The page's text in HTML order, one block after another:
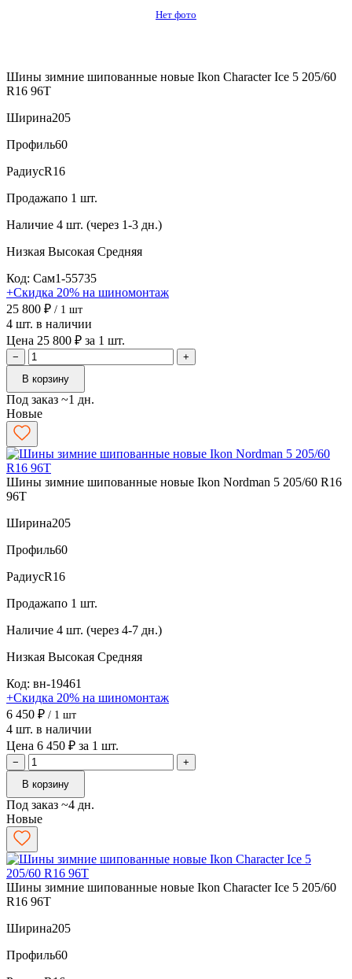
Нет фото
Шины зимние шипованные новые Ikon Character Ice 5 205/60
R16 96T
Ширина205
Профиль60
РадиусR16
Продажапо 1 шт.
Наличие 4 шт. (через 1-3 дн.)
Низкая Высокая Средняя
Код: Сам1-55735
+Скидка 20% на шиномонтаж
25 800 ₽ / 1 шт
4 шт. в наличии
Цена 25 800 ₽ за 1 шт.
−
+
В корзину
Под заказ ~1 дн.
Новые
Шины зимние шипованные новые Ikon Nordman 5 205/60 R16
96T
Ширина205
Профиль60
РадиусR16
Продажапо 1 шт.
Наличие 4 шт. (через 4-7 дн.)
Низкая Высокая Средняя
Код: вн-19461
+Скидка 20% на шиномонтаж
6 450 ₽ / 1 шт
4 шт. в наличии
Цена 6 450 ₽ за 1 шт.
−
+
В корзину
Под заказ ~4 дн.
Новые
Шины зимние шипованные новые Ikon Character Ice 5 205/60
R16 96T
Ширина205
Профиль60